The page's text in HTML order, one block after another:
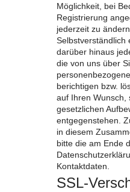
Möglichkeit, bei
Registrierung
jederzeit zu
Selbstverständlich
darüber hinaus
die von uns über
berichtigen bzw.
auf Ihren Wunsch,
gesetzlichen
entgegenstehen.
in diesem
bitte die am Ende
Kontaktdaten.
SSL-